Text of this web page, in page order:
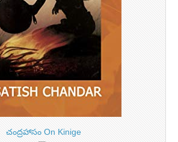
చంద్రహాసం On Kinige